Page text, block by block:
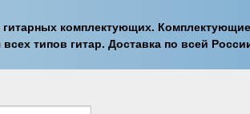
гитарных комплектующих. Комплектующие
типов гитар. Доставка по всей